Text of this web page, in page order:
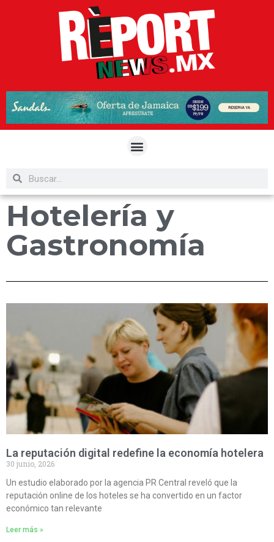
Hotelería y
Gastronomía
La reputación digital redefine la economía hotelera
30 junio, 2026
Un estudio elaborado por la agencia PR Central reveló que la
reputación online de los hoteles se ha convertido en un factor
económico tan relevante
Leer más »